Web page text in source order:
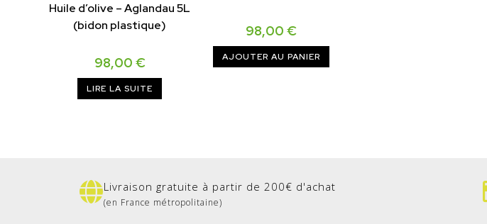
Huile d’olive – Aglandau 5L
(bidon plastique)
98,00 €
LIRE LA SUITE
98,00 €
AJOUTER AU PANIER
Livraison gratuite à partir de 200€ d'achat
(en France métropolitaine)